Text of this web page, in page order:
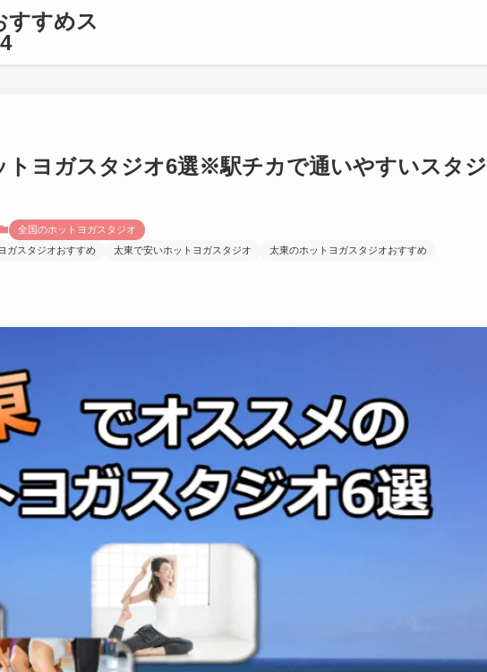
すすめス
トヨガスタジオ6選※駅チカで通いやすいスタジ
全国のホットヨガスタジオ
ガスタジオおすすめ 太東で安いホットヨガスタジオ
太東のホットヨガスタジオおすすめ